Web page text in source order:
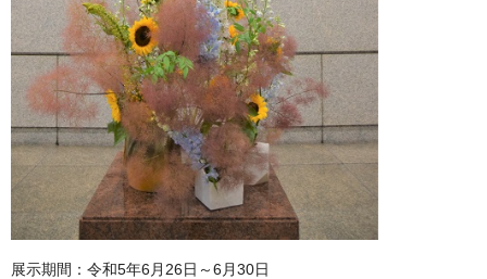
展示期間：令和5年6月26日～6月30日